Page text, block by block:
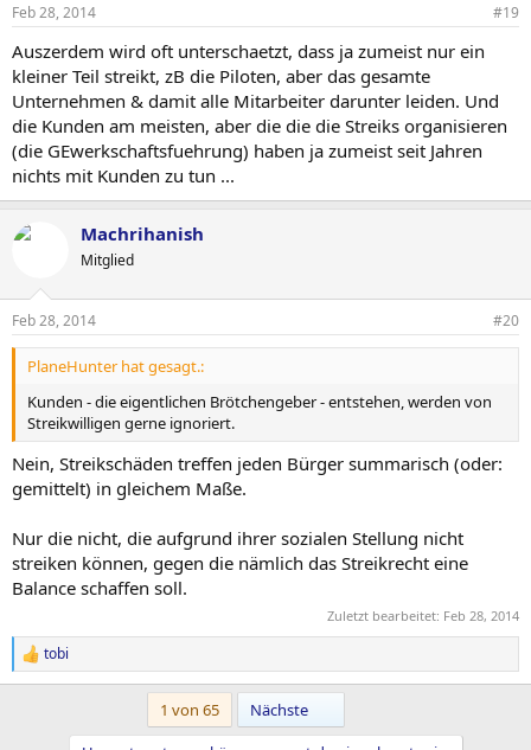
Feb 28, 2014 #19
Auszerdem wird oft unterschaetzt, dass ja zumeist nur ein
kleiner Teil streikt, zB die Piloten, aber das gesamte
Unternehmen & damit alle Mitarbeiter darunter leiden. Und
die Kunden am meisten, aber die die die Streiks organisieren
(die GEwerkschaftsfuehrung) haben ja zumeist seit Jahren
nichts mit Kunden zu tun ...
Machrihanish
Mitglied
Feb 28, 2014 #20
PlaneHunter hat gesagt.:
Kunden - die eigentlichen Brötchengeber - entstehen, werden von
Streikwilligen gerne ignoriert.
Nein, Streikschäden treffen jeden Bürger summarisch (oder:
gemittelt) in gleichem Maße.
Nur die nicht, die aufgrund ihrer sozialen Stellung nicht
streiken können, gegen die nämlich das Streikrecht eine
Balance schaffen soll.
Zuletzt bearbeitet: Feb 28, 2014
R
e
tobi
1 von 65 Nächste